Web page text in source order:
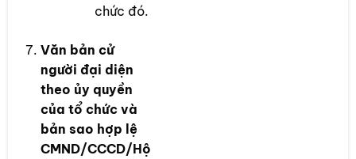
chức đó.
Văn bản cử
người đại diện
theo ủy quyền
của tổ chức và
bản sao hợp lệ
CMND/CCCD/Hộ